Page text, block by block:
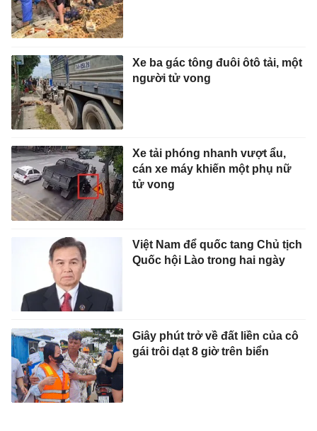
Xe ba gác tông đuôi ôtô tải, một
người tử vong
Xe tải phóng nhanh vượt ẩu,
cán xe máy khiến một phụ nữ
tử vong
Việt Nam để quốc tang Chủ tịch
Quốc hội Lào trong hai ngày
Giây phút trở về đất liền của cô
gái trôi dạt 8 giờ trên biển